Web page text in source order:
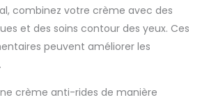
combinez votre crème avec des
et des soins contour des yeux. Ces
peuvent améliorer les
crème anti-rides de manière